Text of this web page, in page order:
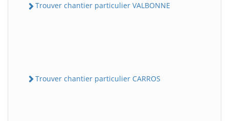
Trouver chantier particulier VALBONNE
Trouver chantier particulier CARROS